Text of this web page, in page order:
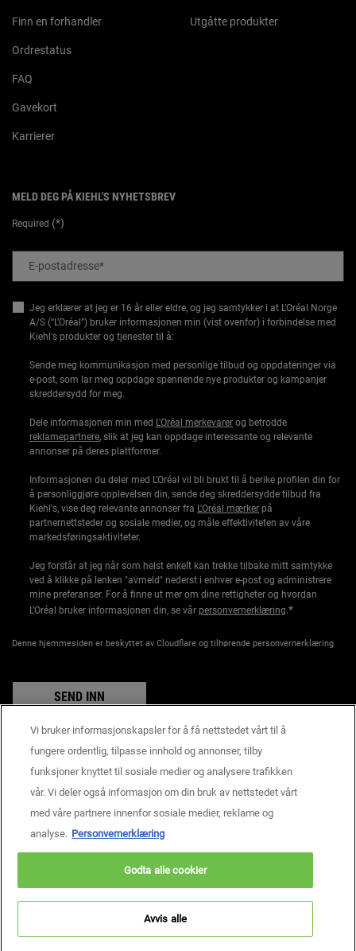
Finn en forhandler
Ordrestatus
FAQ
Gavekort
Karrierer
Utgåtte produkter
MELD DEG PÅ KIEHL'S NYHETSBREV
Required (*)
E-postadresse*
Jeg erklærer at jeg er 16 år eller eldre, og jeg samtykker i at L’Oréal Norge
A/S (“L’Oréal”) bruker informasjonen min (vist ovenfor) i forbindelse med
Kiehl's produkter og tjenester til å:
Sende meg kommunikasjon med personlige tilbud og oppdateringer via
e-post, som lar meg oppdage spennende nye produkter og kampanjer
skreddersydd for meg.
Dele informasjonen min med L'Oréal merkevarer og betrodde
reklamepartnere, slik at jeg kan oppdage interessante og relevante
annonser på deres plattformer.
Informasjonen du deler med L’Oréal vil bli brukt til å berike profilen din for
å personliggjøre opplevelsen din, sende deg skreddersydde tilbud fra
Kiehl's, vise deg relevante annonser fra L'Oréal mærker på
partnernettsteder og sosiale medier, og måle effektiviteten av våre
markedsføringsaktiviteter.
Jeg forstår at jeg når som helst enkelt kan trekke tilbake mitt samtykke
ved å klikke på lenken "avmeld" nederst i enhver e-post og administrere
mine preferanser. For å finne ut mer om dine rettigheter og hvordan
L’Oréal bruker informasjonen din, se vår personvernerklæring.*
Denne hjemmesiden er beskyttet av Cloudflare og tilhørende personvernerklæring
SEND INN
Produsentinformasjon
KIEHL'S
14, rue Royale - 75008 Paris France
consumercare@dk.oaccare.com
BETALINGSINNSTILLINGER
Personvern
Vi bruker informasjonskapsler for å få nettstedet vårt til å
fungere ordentlig, tilpasse innhold og annonser, tilby
funksjoner knyttet til sosiale medier og analysere trafikken
vår. Vi deler også informasjon om din bruk av nettstedet vårt
med våre partnere innenfor sosiale medier, reklame og
analyse. Personvernerklæring
Avvis alle
Godta alle cookier